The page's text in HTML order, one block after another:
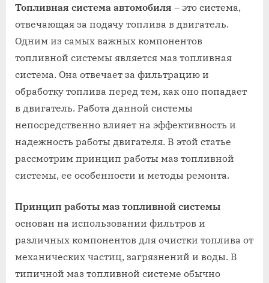
Топливная система автомобиля – это система,
отвечающая за подачу топлива в двигатель.
Одним из самых важных компонентов
топливной системы является маз топливная
система. Она отвечает за фильтрацию и
обработку топлива перед тем, как оно попадает
в двигатель. Работа данной системы
непосредственно влияет на эффективность и
надежность работы двигателя. В этой статье
рассмотрим принцип работы маз топливной
системы, ее особенности и методы ремонта.
Принцип работы маз топливной системы
основан на использовании фильтров и
различных компонентов для очистки топлива от
механических частиц, загрязнений и воды. В
типичной маз топливной системе обычно